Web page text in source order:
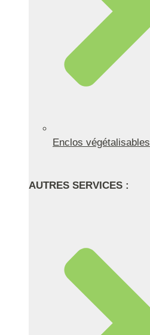
Enclos végétalisables
AUTRES SERVICES :